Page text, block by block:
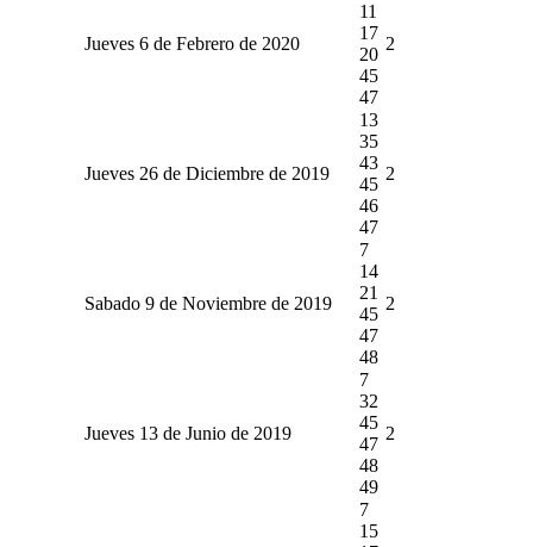
Jueves 6 de Febrero de 2020
11
17
20
45
47
2
Jueves 26 de Diciembre de 2019
13
35
43
45
46
47
2
Sabado 9 de Noviembre de 2019
7
14
21
45
47
48
2
Jueves 13 de Junio de 2019
7
32
45
47
48
49
2
7
15